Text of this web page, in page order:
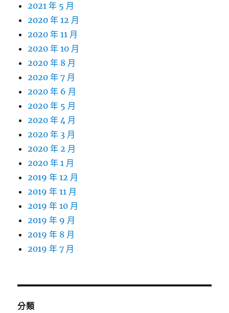
2021 年 5 月
2020 年 12 月
2020 年 11 月
2020 年 10 月
2020 年 8 月
2020 年 7 月
2020 年 6 月
2020 年 5 月
2020 年 4 月
2020 年 3 月
2020 年 2 月
2020 年 1 月
2019 年 12 月
2019 年 11 月
2019 年 10 月
2019 年 9 月
2019 年 8 月
2019 年 7 月
分類